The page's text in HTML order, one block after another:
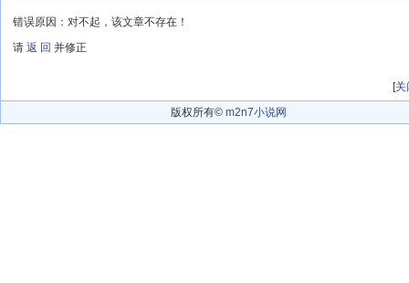
错误原因：对不起，该文章不存在！
请 返 回 并修正
[关
版权所有© m2n7小说网